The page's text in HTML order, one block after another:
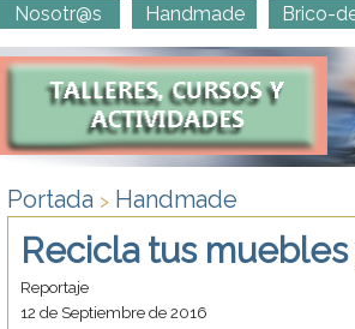
Nosotr@s Handmade Brico-
Portada > Handmade
Recicla tus
Reportaje
12 de Septiembre de 2016